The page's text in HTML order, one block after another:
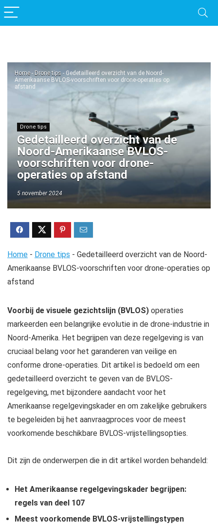
Home - Drone tips - Gedetailleerd overzicht van de Noord-
Amerikaanse BVLOS-voorschriften voor drone-operaties op
afstand
Drone tips
Gedetailleerd overzicht van de
Noord-Amerikaanse BVLOS-
voorschriften voor drone-
operaties op afstand
5 november 2024
Home - Drone tips - Gedetailleerd overzicht van de Noord-
Amerikaanse BVLOS-voorschriften voor drone-operaties op
afstand
Voorbij de visuele gezichtslijn (BVLOS) operaties
markeerden een belangrijke evolutie in de drone-industrie in
Noord-Amerika. Het begrijpen van deze regelgeving is van
cruciaal belang voor het garanderen van veilige en
conforme drone-operaties. Dit artikel is bedoeld om een ​​
gedetailleerd overzicht te geven van de BVLOS-
regelgeving, met bijzondere aandacht voor het
Amerikaanse regelgevingskader en om zakelijke gebruikers
te begeleiden bij het aanvraagproces voor de meest
voorkomende beschikbare BVLOS-vrijstellingsopties.
Dit zijn de onderwerpen die in dit artikel worden behandeld:
Het Amerikaanse regelgevingskader begrijpen:
regels van deel 107
Meest voorkomende BVLOS-vrijstellingstypen